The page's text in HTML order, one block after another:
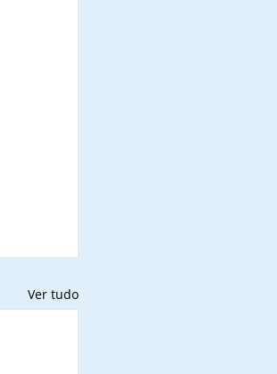
Ver tudo